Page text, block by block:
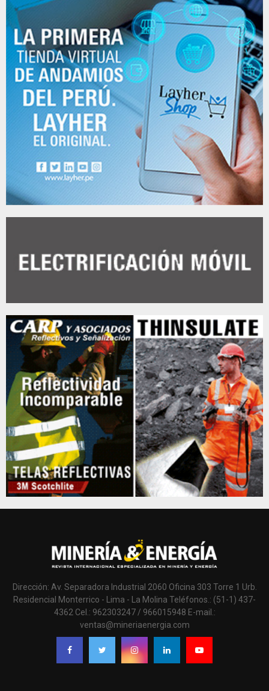
Dirección: Av. Separadora Industrial 2060 Oficina 303 Torre 1 Urb.
Residencial Monterrico - Lima - La Molina Teléfonos.: (51-1) 437-
4362 Cel.: 962303247 / 966015948 E-mail.:
ventas@mineriaenergia.com